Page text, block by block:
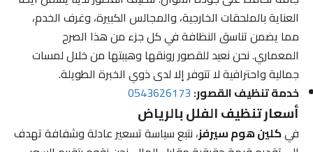
العناية بالملحقات الخارجية، والمجالس الكبيرة، وغرف الخدم،
مما يضمن تناسق النظافة في كل جزء من هذا الصرح
المعماري. نحن نعيد للقصور رونقها وهيبتها من خلال لمسات
جمالية واحترافية لا تتوفر إلا لدى ذوي الخبرة الطويلة.
خدمة تنظيف القصور:0543626173
أسعار تنظيف الفلل بالرياض
فيكلين هوم سيرفز، نتبع سياسة تسعير عادلة وشفافة تهدف